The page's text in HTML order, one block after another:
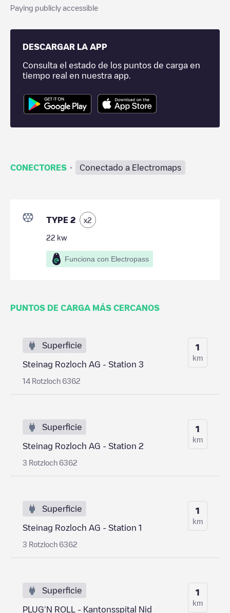
Paying publicly accessible
DESCARGAR LA APP
Consulta el estado de los puntos de carga en
tiempo real en nuestra app.
CONECTORES · Conectado a Electromaps
TYPE 2 x2
22 kw
Funciona con Electropass
PUNTOS DE CARGA MÁS CERCANOS
Superficie
Steinag Rozloch AG - Station 3
14 Rotzloch 6362
1
km
Superficie
Steinag Rozloch AG - Station 2
3 Rotzloch 6362
1
km
Superficie
Steinag Rozloch AG - Station 1
3 Rotzloch 6362
1
km
Superficie
PLUG'N ROLL - Kantonsspital Nid
1
km